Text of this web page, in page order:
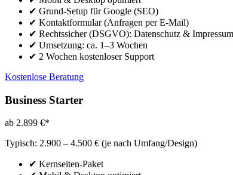
✔ Grund-Setup für Google (SEO)
✔ Kontaktformular (Anfragen per E-Mail)
✔ Rechtssicher (DSGVO): Datenschutz & Impressum
✔ Umsetzung: ca. 1–3 Wochen
✔ 2 Wochen kostenloser Support
Kostenlose Beratung
Business Starter
ab 2.899 €*
Typisch: 2.900 – 4.500 € (je nach Umfang/Design)
✔ Kernseiten-Paket